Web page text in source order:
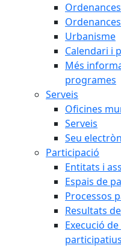
Urbanisme
Calendari i
Més
programes
Serveis
Oficines
Serveis
Seu
Participació
Entitats i
Espais de
Processos
Resultats
Execució
participatius